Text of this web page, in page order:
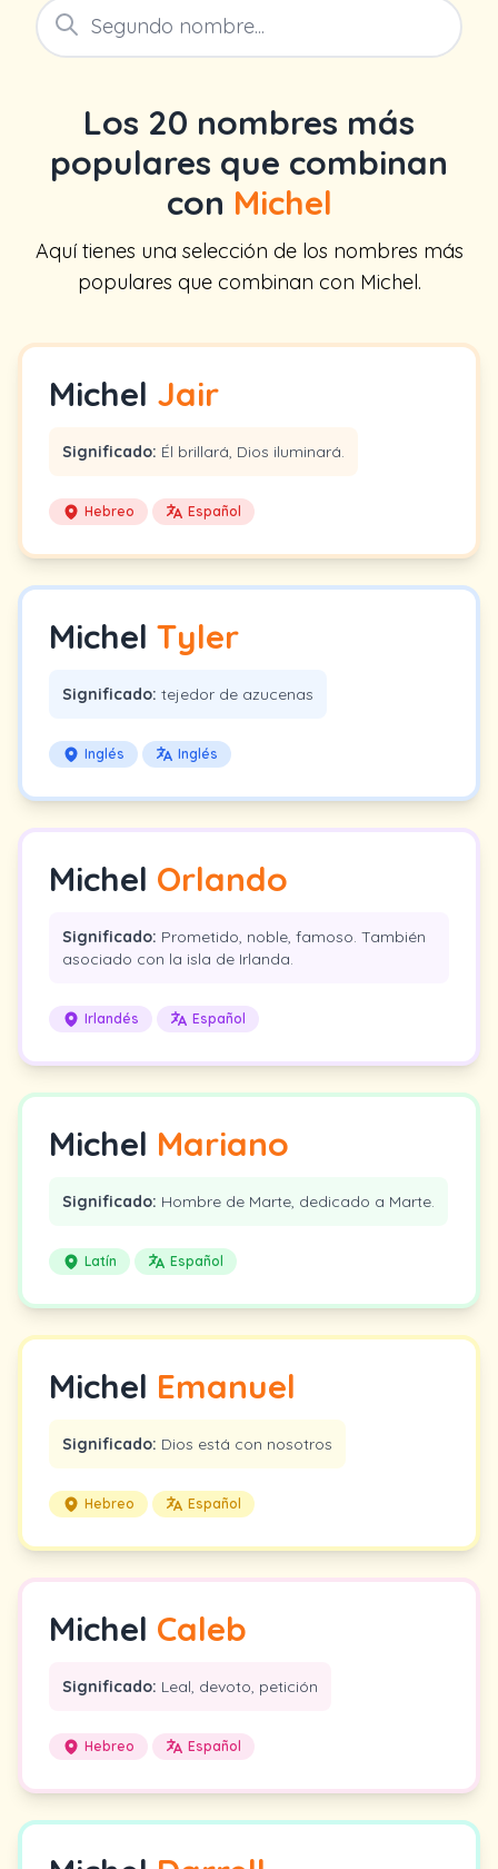
Los 20 nombres más
populares que combinan
con Michel
Aquí tienes una selección de los nombres más
populares que combinan con Michel.
Michel Jair
Significado: Él brillará, Dios iluminará.
Hebreo Español
Michel Tyler
Significado: tejedor de azucenas
Inglés Inglés
Michel Orlando
Significado: Prometido, noble, famoso. También
asociado con la isla de Irlanda.
Irlandés Español
Michel Mariano
Significado: Hombre de Marte, dedicado a Marte.
Latín Español
Michel Emanuel
Significado: Dios está con nosotros
Hebreo Español
Michel Caleb
Significado: Leal, devoto, petición
Hebreo Español